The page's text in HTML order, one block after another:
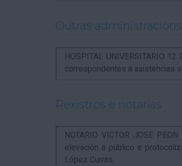
Outras administracións
HOSPITAL UNIVERSITARIO
correspondentes a asistencias
Rexistros e notarías
NOTARIO VICTOR JOSE
elevación a público e
López Currás.